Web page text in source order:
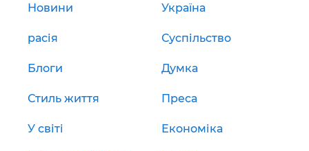
Новини Україна
расія Суспільство
Блоги Думка
Стиль життя Преса
У світі Економіка